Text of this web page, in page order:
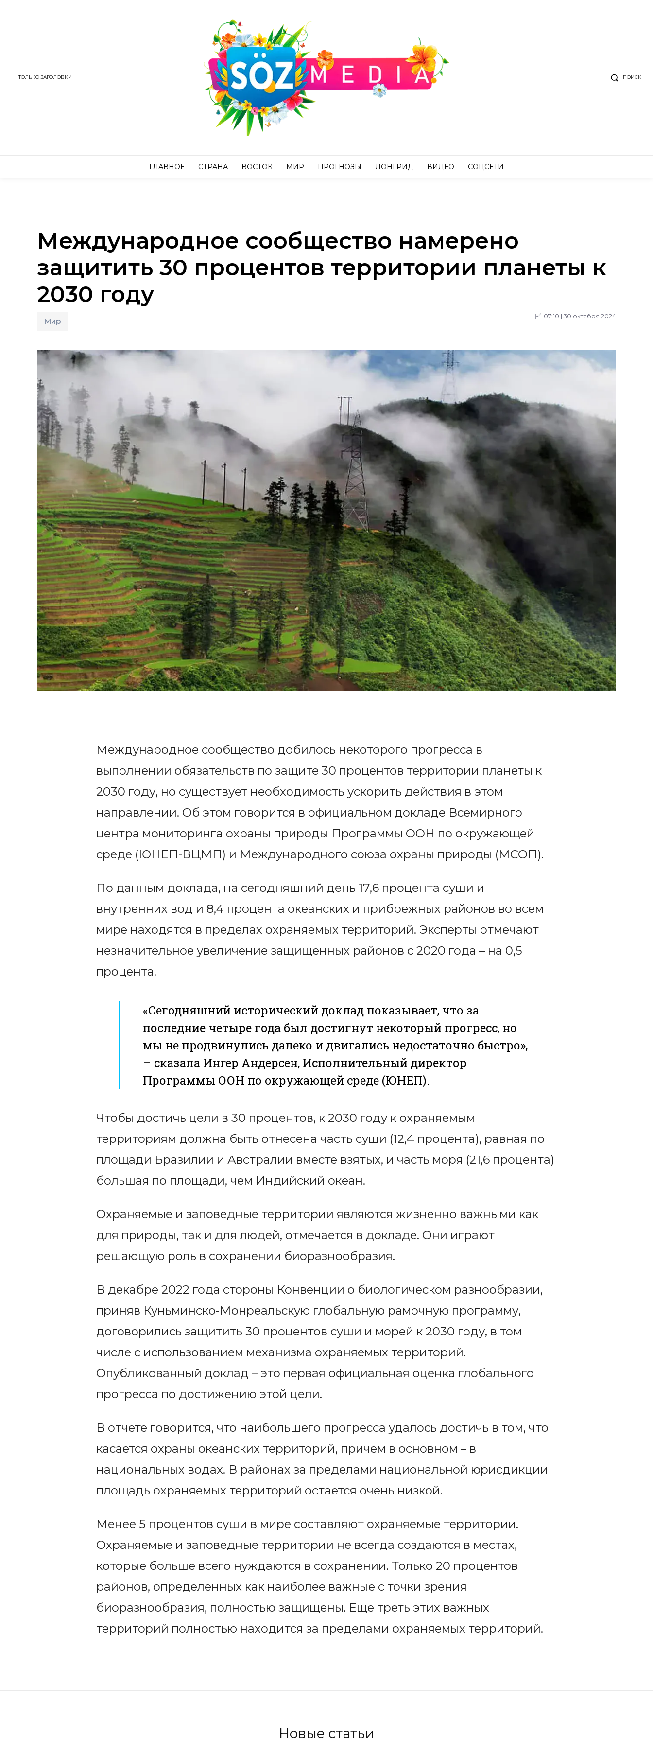
ТОЛЬКО ЗАГОЛОВКИ ПОИСК
ГЛАВНОЕ СТРАНА ВОСТОК МИР ПРОГНОЗЫ ЛОНГРИД ВИДЕО СОЦСЕТИ
Международное сообщество намерено
защитить 30 процентов территории планеты к
2030 году
Мир
07:10 | 30 октября 2024
Международное сообщество добилось некоторого прогресса в
выполнении обязательств по защите 30 процентов территории планеты к
2030 году, но существует необходимость ускорить действия в этом
направлении. Об этом говорится в официальном докладе Всемирного
центра мониторинга охраны природы Программы ООН по окружающей
среде (ЮНЕП-ВЦМП) и Международного союза охраны природы (МСОП).
По данным доклада, на сегодняшний день 17,6 процента суши и
внутренних вод и 8,4 процента океанских и прибрежных районов во всем
мире находятся в пределах охраняемых территорий. Эксперты отмечают
незначительное увеличение защищенных районов с 2020 года – на 0,5
процента.
«Сегодняшний исторический доклад показывает, что за
последние четыре года был достигнут некоторый прогресс, но
мы не продвинулись далеко и двигались недостаточно быстро»,
– сказала Ингер Андерсен, Исполнительный директор
Программы ООН по окружающей среде (ЮНЕП).
Чтобы достичь цели в 30 процентов, к 2030 году к охраняемым
территориям должна быть отнесена часть суши (12,4 процента), равная по
площади Бразилии и Австралии вместе взятых, и часть моря (21,6 процента)
большая по площади, чем Индийский океан.
Охраняемые и заповедные территории являются жизненно важными как
для природы, так и для людей, отмечается в докладе. Они играют
решающую роль в сохранении биоразнообразия.
В декабре 2022 года стороны Конвенции о биологическом разнообразии,
приняв Куньминско-Монреальскую глобальную рамочную программу,
договорились защитить 30 процентов суши и морей к 2030 году, в том
числе с использованием механизма охраняемых территорий.
Опубликованный доклад – это первая официальная оценка глобального
прогресса по достижению этой цели.
В отчете говорится, что наибольшего прогресса удалось достичь в том, что
касается охраны океанских территорий, причем в основном – в
национальных водах. В районах за пределами национальной юрисдикции
площадь охраняемых территорий остается очень низкой.
Менее 5 процентов суши в мире составляют охраняемые территории.
Охраняемые и заповедные территории не всегда создаются в местах,
которые больше всего нуждаются в сохранении. Только 20 процентов
районов, определенных как наиболее важные с точки зрения
биоразнообразия, полностью защищены. Еще треть этих важных
территорий полностью находится за пределами охраняемых территорий.
Новые статьи